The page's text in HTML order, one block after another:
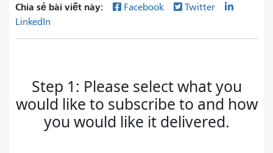
Chia sẻ bài viết này: Facebook
Twitter
LinkedIn